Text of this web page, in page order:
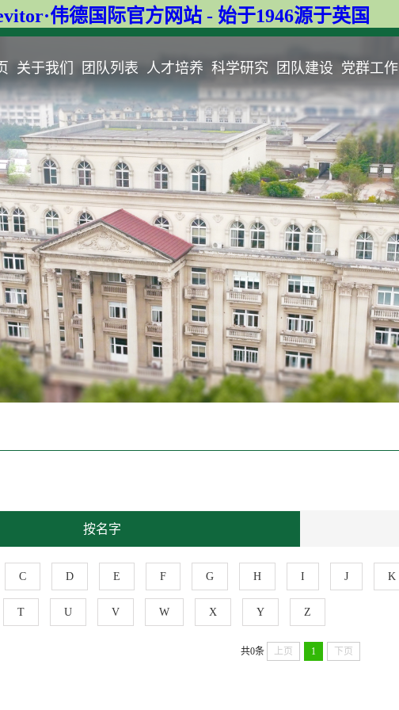
伟德国际官方网站 - 始于1946源于英国
关于我们 团队列表 人才培养 科学研究 团队建设 党群工作
按名字
C D E F G H I J K
T U V W X Y Z
共0条 上页 1 下页